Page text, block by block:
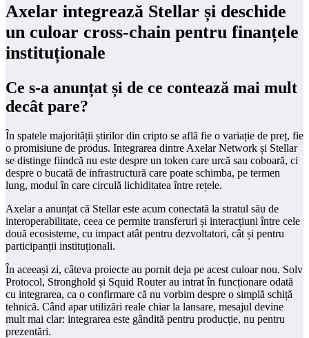
Axelar integrează Stellar și deschide
un culoar cross-chain pentru finanțele
instituționale
Ce s-a anunțat și de ce contează mai mult
decât pare?
În spatele majorității știrilor din cripto se află fie o variație de preț, fie
o promisiune de produs. Integrarea dintre Axelar Network și Stellar
se distinge fiindcă nu este despre un token care urcă sau coboară, ci
despre o bucată de infrastructură care poate schimba, pe termen
lung, modul în care circulă lichiditatea între rețele.
Axelar a anunțat că Stellar este acum conectată la stratul său de
interoperabilitate, ceea ce permite transferuri și interacțiuni între cele
două ecosisteme, cu impact atât pentru dezvoltatori, cât și pentru
participanții instituționali.
În aceeași zi, câteva proiecte au pornit deja pe acest culoar nou. Solv
Protocol, Stronghold și Squid Router au intrat în funcționare odată
cu integrarea, ca o confirmare că nu vorbim despre o simplă schiță
tehnică. Când apar utilizări reale chiar la lansare, mesajul devine
mult mai clar: integrarea este gândită pentru producție, nu pentru
prezentări.